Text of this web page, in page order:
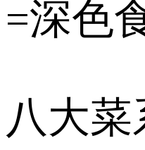
=深色
八大